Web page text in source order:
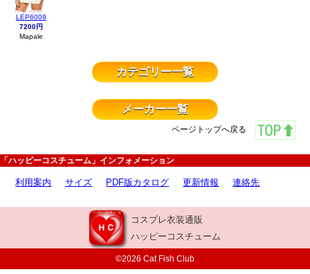
LEP6009
7200円
Mapale
カテゴリー一覧
メーカー一覧
ページトップへ戻る
「ハッピーコスチューム」インフォメーション
利用案内 サイズ PDF版カタログ 更新情報 連絡先
コスプレ衣装通販
ハッピーコスチューム
©2026 Cat Fish Club